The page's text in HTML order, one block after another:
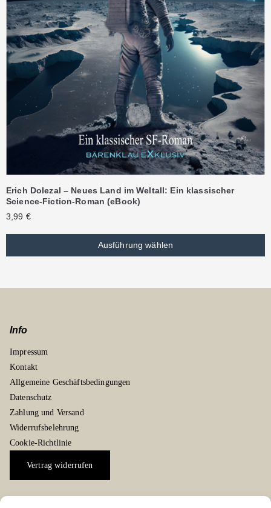
Erich Dolezal – Neues Land im Weltall: Ein klassischer
Science-Fiction-Roman (eBook)
3,99 €
Ausführung wählen
Info
Impressum
Kontakt
Allgemeine Geschäftsbedingungen
Datenschutz
Zahlung und Versand
Widerrufsbelehrung
Cookie-Richtlinie
Vertrag widerrufen